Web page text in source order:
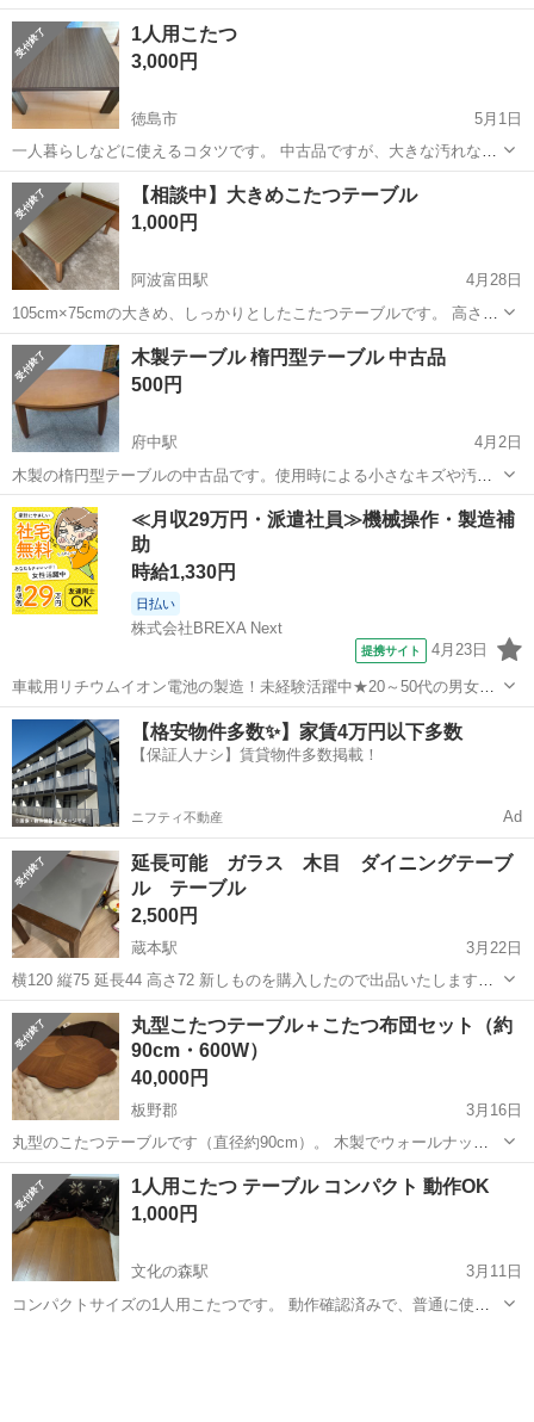
作確認済みです。中古品の為、使用時の小さなキズや汚れなどはあり
ますが、まだまだ綺麗で、使って頂ける商品だと思います。 サイズは
横幅約105cm、奥行約76cm...
徳島 徳島市 府中駅
1人用こたつ
3,000円
徳島市
5月1日
一人暮らしなどに使えるコタツです。 中古品ですが、大きな汚れなど
はありません。
徳島 徳島市 テーブル コタツ
【相談中】大きめこたつテーブル
1,000円
阿波富田駅
4月28日
105cm×75cmの大きめ、しっかりとしたこたつテーブルです。 高さは
48.5cm程度です。写真もご確認ください。 普段は作業テーブルとして
使用していました。 擦り傷はありますが、大きな凹みはありません。
カーペットは...
徳島 徳島市 阿波富田駅 テーブル エレベーター
木製テーブル 楕円型テーブル 中古品
500円
府中駅
4月2日
木製の楕円型テーブルの中古品です。使用時による小さなキズや汚れ
はありますが、しっかりしていて、まだまだ使える商品です。 サイズ
は横幅約105cm、奥行約60cm、高さ約45cm。※サイズは正確ではな
いかも知れませんが、参考ま...
徳島 徳島市 府中駅 テーブル 木製
≪月収29万円・派遣社員≫機械操作・製造補
助
時給1,330円
日払い
株式会社BREXA Next
提携サイト 4月23日
車載用リチウムイオン電池の製造！未経験活躍中★20～50代の男女活
躍中！寮費無料★備品付き1R寮完備！自宅からマイカー通勤OK！無料
駐車場完備◎正社員登用制度あり！《徳島県板野郡松茂町》 人気の工
場のお仕事 ◇車載用リチウ...
徳島 その他
【格安物件多数✨】家賃4万円以下多数
【保証人ナシ】賃貸物件多数掲載！
ニフティ不動産 Ad
延長可能 ガラス 木目 ダイニングテーブ
ル テーブル
2,500円
蔵本駅
3月22日
横120 縦75 延長44 高さ72 新しものを購入したので出品いたします。
使用期間は一年くらいです。
徳島 徳島市 蔵本駅 テーブル ダイニング
丸型こたつテーブル＋こたつ布団セット（約
90cm・600W）
40,000円
板野郡
3月16日
丸型のこたつテーブルです（直径約90cm）。 木製でウォールナット
調の仕上げになっています。600Wヒーター付きで、問題なく使用でき
ます。 脚は折りたたみ可能で、ヒーターのコードも取り外しできるた
め収納しやすいです。...
徳島 板野郡 テーブル ヒーター
1人用こたつ テーブル コンパクト 動作OK
1,000円
文化の森駅
3月11日
コンパクトサイズの1人用こたつです。 動作確認済みで、普通に使え